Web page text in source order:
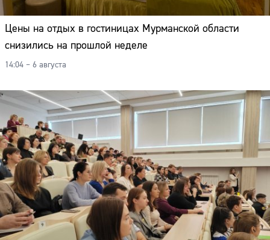
Цены на отдых в гостиницах Мурманской области
снизились на прошлой неделе
14:04 – 6 августа